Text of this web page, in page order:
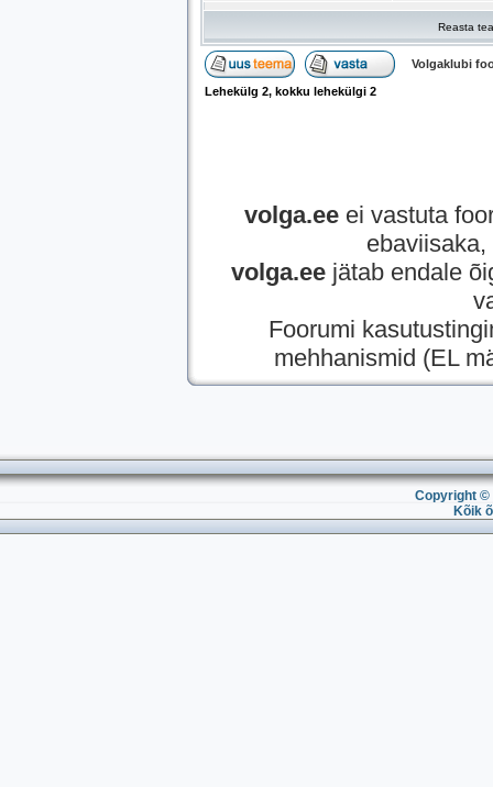
Reasta
Volgaklubi
Lehekülg 2, kokku lehekülgi 2
volga.eeei vastuta
volga.ee jätab endale
Foorumi
mehhanismid (EL
Copyright ©
Kõik